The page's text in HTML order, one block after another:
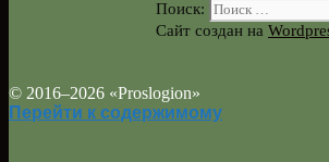
Поиск:
Сайт создан на
© 2016–2026 «Proslogion»
Перейти к содержимому